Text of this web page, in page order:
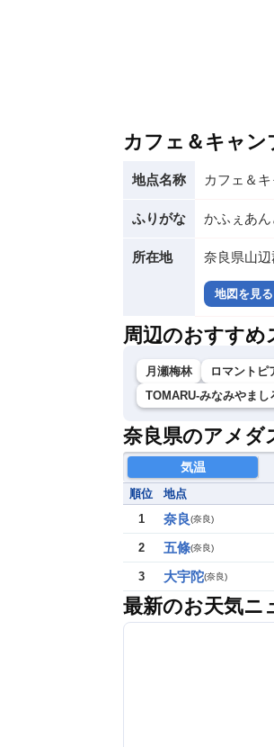
カフェ＆キャン
地点名称 カフェ＆
ふりがな かふぇあ
所在地 奈良県山
地図を見る
周辺のおすすめ
月瀬梅林 ロマントピ
TOMARU-みなみやまし
奈良県のアメダ
気温
順位 地点
1
奈良(奈良)
2 五條(奈良)
3 大宇陀(奈良)
最新のお天気ニ